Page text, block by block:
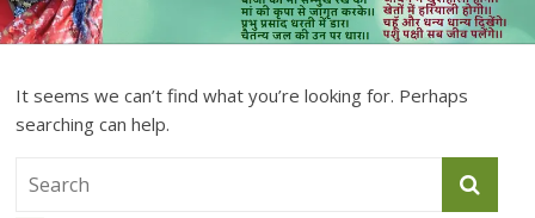
It seems we can’t find what you’re looking for. Perhaps
searching can help.